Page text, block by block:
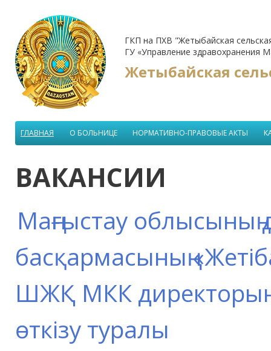
ГКП на ПХВ "Жетыбайская
ГУ «Управление здравохранения
Жетыбайская
ГЛАВНАЯ О БОЛЬНИЦЕ НОРМАТИВНО-ПРАВОВЫЕ АКТЫ
ВАКАНСИИ
Маңғыстау облысының
басқармасының
ШЖҚ МКК
өткізу туралы